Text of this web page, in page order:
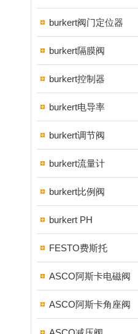
burkert阀门定位器
burkert隔膜阀
burkert控制器
burkert电导率
burkert调节阀
burkert流量计
burkert比例阀
burkert PH
FESTO费斯托
ASCO阿斯卡电磁阀
ASCO阿斯卡角座阀